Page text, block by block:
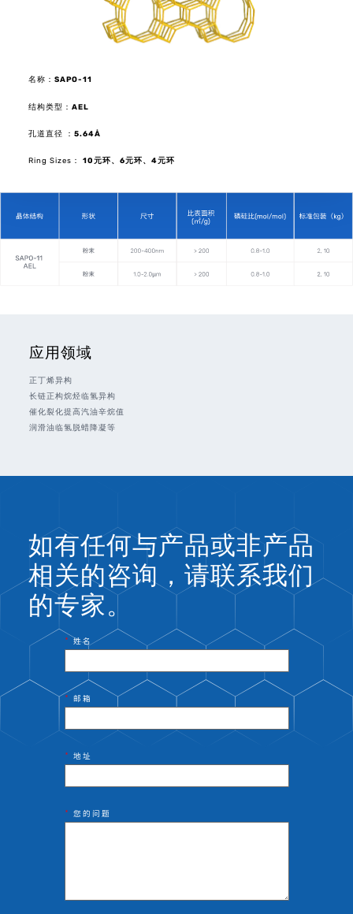
名称： SAPO-11
结构类型： AEL
孔道直径 ： 5.64Å
Ring Sizes： 10元环、6元环、4元环
应用领域
正丁烯异构
长链正构烷烃临氢异构
催化裂化提高汽油辛烷值
润滑油临氢脱蜡降凝等
如有任何与产品或非产品
相关的咨询，请联系我们
的专家。
* 姓名
* 邮箱
* 地址
* 您的问题